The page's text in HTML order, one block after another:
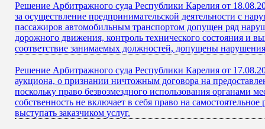
Решение Арбитражного суда Республики Карелия от
за осуществление предпринимательской деятельности с
пассажиров автомобильным транспортом допущен ряд
дорожного движения, контроль технического состояния и
соответствие занимаемых должностей, допущены
Решение Арбитражного суда Республики Карелия от
аукциона, о признании ничтожным договора на
поскольку право безвозмездного использования органами
собственность не включает в себя право на
выступать заказчиком услуг.